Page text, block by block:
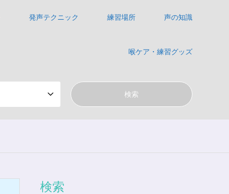
発声テクニック 練習場所 声の知識
喉ケア・練習グッズ
検索